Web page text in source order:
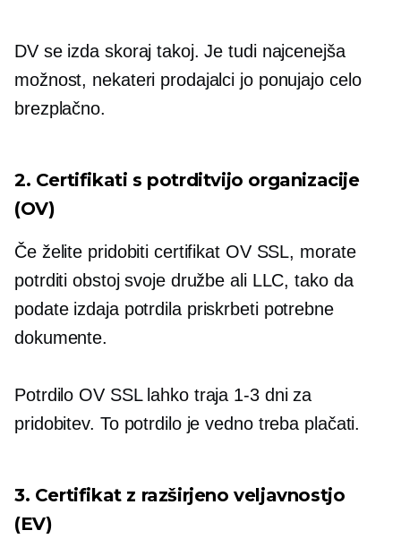
DV se izda skoraj takoj. Je tudi najcenejša
možnost, nekateri prodajalci jo ponujajo celo
brezplačno.
2. Certifikati s potrditvijo organizacije
(OV)
Če želite pridobiti certifikat OV SSL, morate
potrditi obstoj svoje družbe ali LLC, tako da
podate izdaja potrdilapriskrbeti potrebne
dokumente.
Potrdilo OV SSL lahko traja 1-3dni za
pridobitev. To potrdilo je vedno treba plačati.
3. Certifikat z razširjeno veljavnostjo
(EV)